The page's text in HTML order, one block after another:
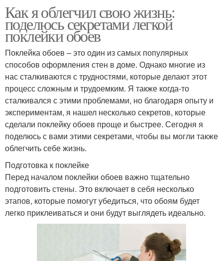
Как я облегчил свою жизнь:
поделюсь секретами легкой
поклейки обоев
Поклейка обоев – это один из самых популярных
способов оформления стен в доме. Однако многие из
нас сталкиваются с трудностями, которые делают этот
процесс сложным и трудоемким. Я также когда-то
сталкивался с этими проблемами, но благодаря опыту и
экспериментам, я нашел несколько секретов, которые
сделали поклейку обоев проще и быстрее. Сегодня я
поделюсь с вами этими секретами, чтобы вы могли также
облегчить себе жизнь.
Подготовка к поклейке
Перед началом поклейки обоев важно тщательно
подготовить стены. Это включает в себя несколько
этапов, которые помогут убедиться, что обоям будет
легко приклеиваться и они будут выглядеть идеально.